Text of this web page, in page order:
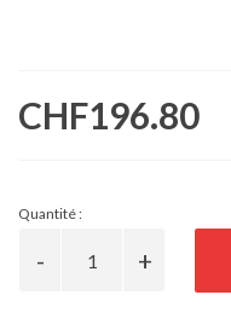
CHF196.80
Quantité :